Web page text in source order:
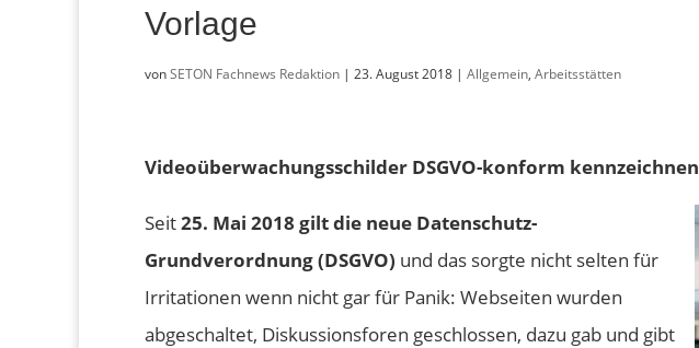
Vorlage
vonSETON Fachnews Redaktion | 23. August 2018 | Allgemein, Arbeitsstätten
Videoüberwachungsschilder DSGVO-konform kennzeichnen
Seit25. Mai 2018 gilt die neue Datenschutz-
Grundverordnung (DSGVO) und das sorgte nicht selten für
Irritationen wenn nicht gar für Panik: Webseiten wurden
abgeschaltet, Diskussionsforen geschlossen, dazu gab und gibt